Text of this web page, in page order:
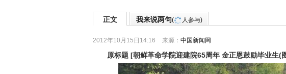
正文 我来说两句( 人参与)
2012年10月15日14:16 来源： 中国新闻网
原标题 [朝鲜革命学院迎建院65周年 金正恩鼓励毕业生(